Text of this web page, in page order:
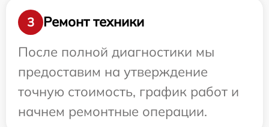
3
Ремонт техники
После полной диагностики мы
предоставим на утверждение
точную стоимость, график работ и
начнем ремонтные операции.